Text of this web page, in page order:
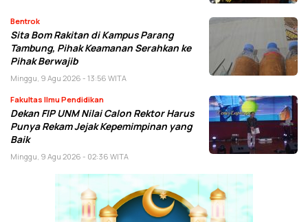
Bentrok
Sita Bom Rakitan di Kampus Parang
Tambung, Pihak Keamanan Serahkan ke
Pihak Berwajib
Minggu, 9 Agu 2026 - 13:56 WITA
Fakultas Ilmu Pendidikan
Dekan FIP UNM Nilai Calon Rektor Harus
Punya Rekam Jejak Kepemimpinan yang
Baik
Minggu, 9 Agu 2026 - 02:36 WITA